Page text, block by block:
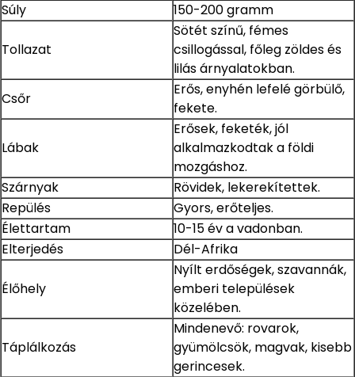
Súly
150-200 gramm
Tollazat
Sötét színű, fémes
csillogással, főleg zöldes és
lilás árnyalatokban.
Csőr
Erős, enyhén lefelé görbülő,
fekete.
Lábak
Erősek, feketék, jól
alkalmazkodtak a földi
mozgáshoz.
Szárnyak
Rövidek, lekerekítettek.
Repülés
Gyors, erőteljes.
Élettartam
10-15 év a vadonban.
Elterjedés
Dél-Afrika
Élőhely
Nyílt erdőségek, szavannák,
emberi települések
közelében.
Táplálkozás
Mindenevő: rovarok,
gyümölcsök, magvak, kisebb
gerincesek.